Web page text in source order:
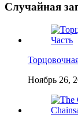
Случайная
Ноябрь 26,